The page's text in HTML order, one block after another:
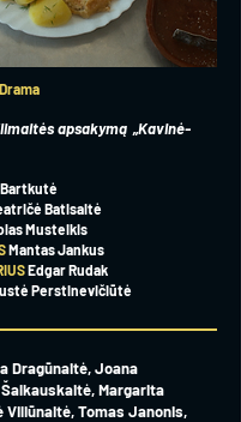
apsakymą „Kavinė-
Batisaitė
Musteikis
Mantas Jankus
Edgar Rudak
Perstinevičiūtė
Dragūnaitė, Joana
Margarita
Tomas Janonis,